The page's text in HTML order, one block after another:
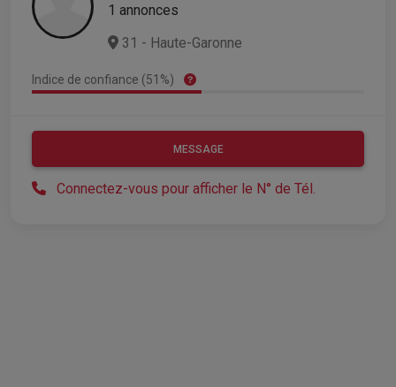
1 annonces
31 - Haute-Garonne
Indice de confiance (51%)
MESSAGE
Connectez-vous pour afficher le N° de Tél.